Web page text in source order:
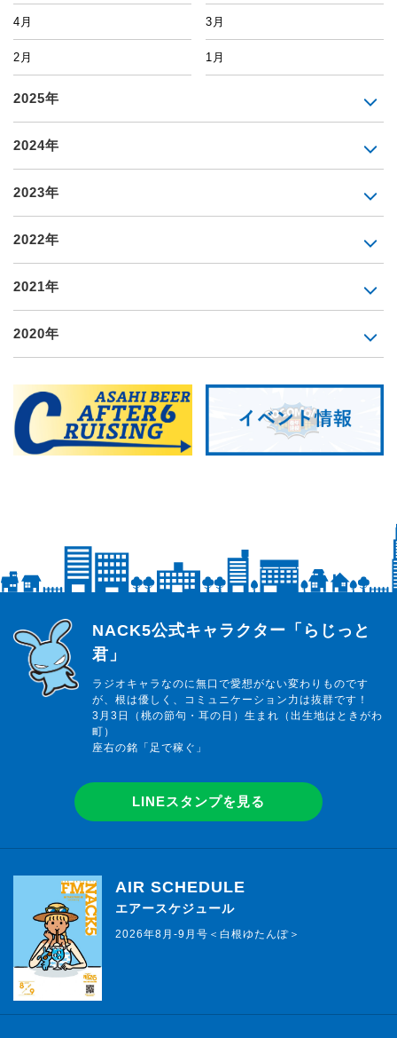
4月 3月
2月 1月
2025年
2024年
2023年
2022年
2021年
2020年
らじっと君
NACK5公式キャラクター「らじっと
君」
ラジオキャラなのに無口で愛想がない変わりものです
が、根は優しく、コミュニケーション力は抜群です！
3月3日（桃の節句・耳の日）生まれ（出生地はときがわ
町）
座右の銘「足で稼ぐ」
LINEスタンプを見る
AIR SCHEDULE
エアースケジュール
2026年8月-9月号＜白根ゆたんぽ＞